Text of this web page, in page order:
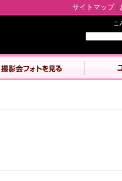
サイトマップ|
こ